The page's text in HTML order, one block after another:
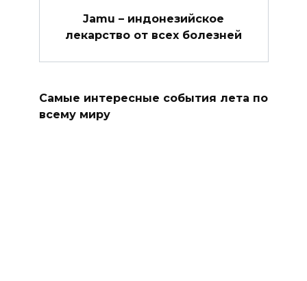
Jamu – индонезийское
лекарство от всех болезней
Самые интересные события лета по
всему миру